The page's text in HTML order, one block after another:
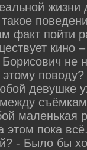
такое
факт пойти
кино
не
этому
девушке
маленькая
этом пока
- Было бы